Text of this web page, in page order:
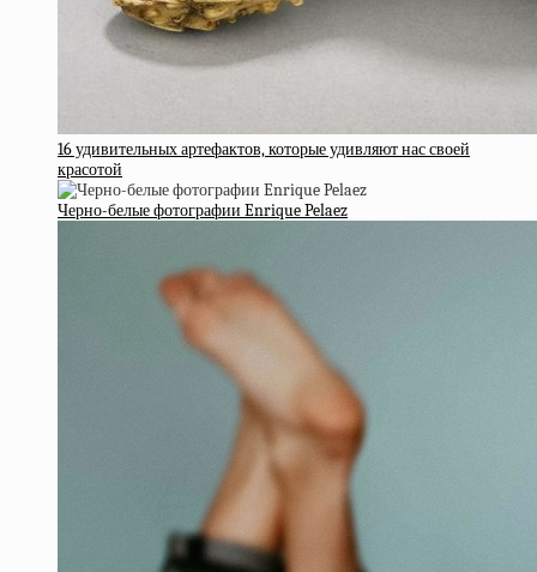
16 удивительных артефактов, которые удивляют нас своей
красотой
Черно-белые фотографии Enrique Pelaez